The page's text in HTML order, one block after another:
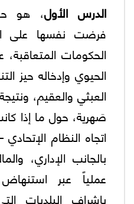
الدرس الأول، هو
فرضت نفسها على
الحكومات
الحيوي وإدخاله حيز
العبثي والعقيم،
صَهرية، حول ما إذا
اتجاه النظام
بالجانب الإداري،
عملياً عبر
بإشراف البلديات